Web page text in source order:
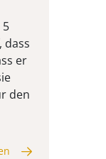
5
dass
er
den